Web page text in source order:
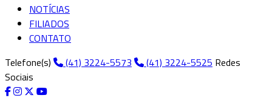
NOTÍCIAS
FILIADOS
CONTATO
Telefone(s)
(41) 3224-5573 (41) 3224-5525 Redes
Sociais